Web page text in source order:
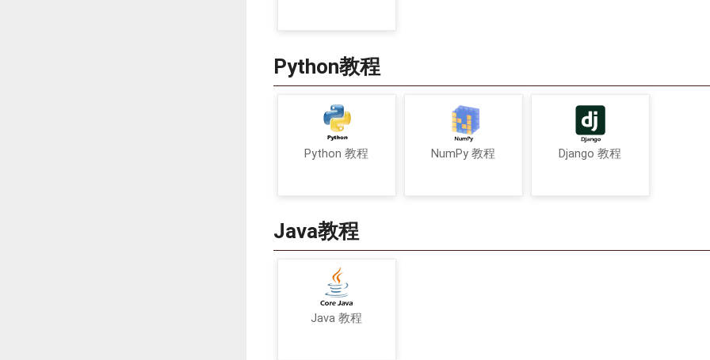
Python教程
Python 教程 NumPy 教程 Django 教程
Java教程
Java 教程